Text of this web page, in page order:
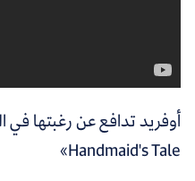
Handmaid's Tale»